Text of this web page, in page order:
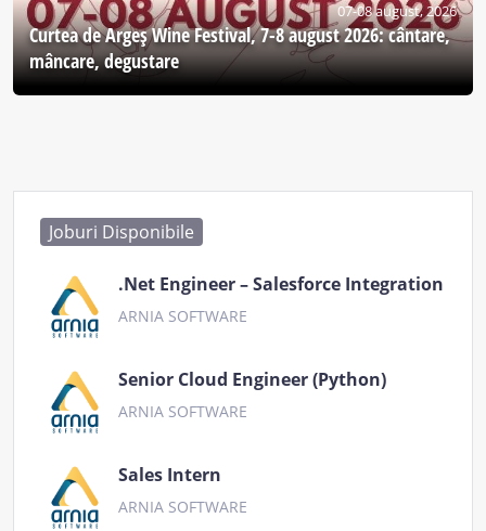
07-08 august, 2026
Curtea de Argeş Wine Festival, 7-8 august 2026: cântare,
mâncare, degustare
Joburi Disponibile
.Net Engineer – Salesforce Integration
ARNIA SOFTWARE
Senior Cloud Engineer (Python)
ARNIA SOFTWARE
Sales Intern
ARNIA SOFTWARE